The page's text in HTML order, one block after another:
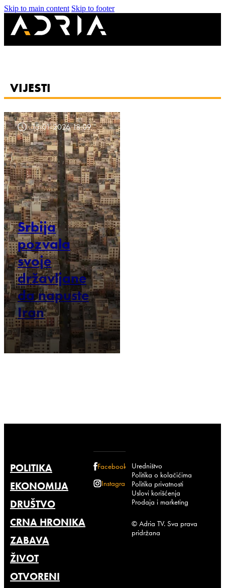
Skip to main content Skip to footer
VIJESTI
15-01-2026 18:09
Srbija
pozvala
svoje
državljane
da napuste
Iran
POLITIKA
EKONOMIJA
DRUŠTVO
CRNA HRONIKA
ZABAVA
ŽIVOT
OTVORENI
Facebook
Instagram
Uredništvo
Politika o kolačićima
Politika privatnosti
Uslovi korišćenja
Prodaja i marketing
© Adria TV. Sva prava
pridržana